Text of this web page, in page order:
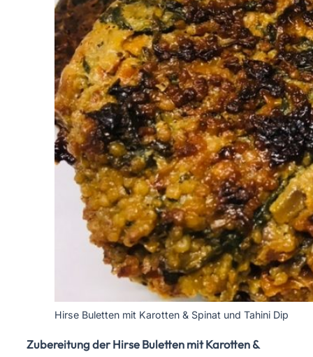
Hirse Buletten mit Karotten & Spinat und Tahini Dip
Zubereitung der Hirse Buletten mit Karotten &